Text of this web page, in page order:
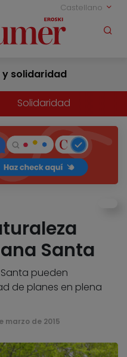
Castellano
y solidaridad
Solidaridad
Santa
pueden
de planes en plena
marzo de 2015